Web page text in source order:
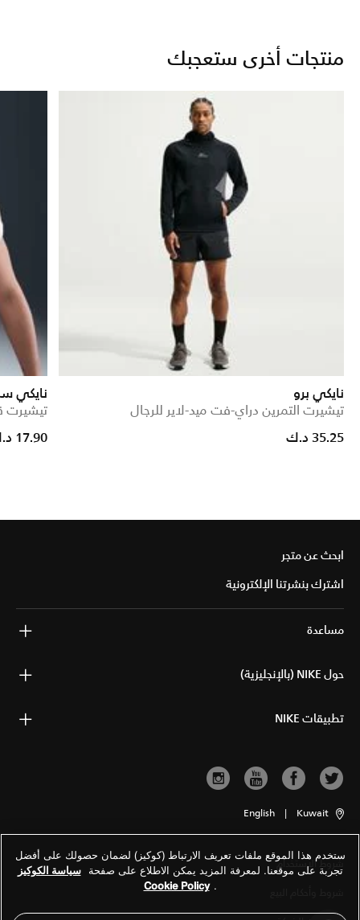
منتجات أخرى ستعجبك
نايكي برو
تيشيرت التمرين دراي-فت ميد-لاير للرجال
35.25 د.ك
نايكي
تيشيرت
17.90 د.ك
ابحث عن متجر
اشترك بنشرتنا الإلكترونية
مساعدة
حول NIKE (بالإنجليزية)
تطبيقات NIKE
Kuwait
|
English
شروط الاستخدام
ستخدم هذا الموقع ملفات تعريف الارتباط (كوكيز) لضمان حصولك على أفضل
تجربة على موقعنا. لمعرفة المزيد يمكن الاطلاع على صفحة سياسة الكوكيز
.
Cookie Policy